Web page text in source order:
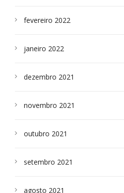
fevereiro 2022
janeiro 2022
dezembro 2021
novembro 2021
outubro 2021
setembro 2021
agosto 2021